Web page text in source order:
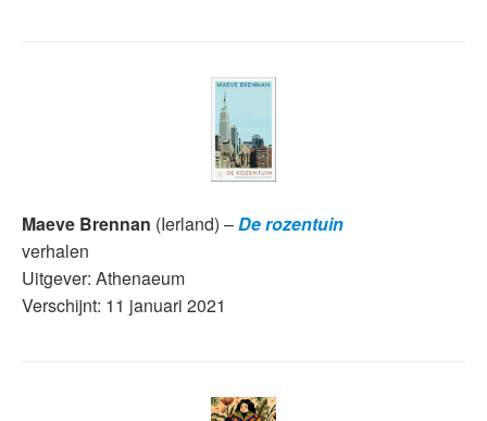
Maeve Brennan (Ierland) –De rozentuin
verhalen
Uitgever: Athenaeum
Verschijnt: 11 januari 2021